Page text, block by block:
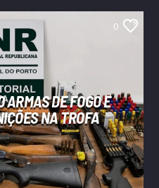
0
ARMAS DE FOGO E
NA TROFA